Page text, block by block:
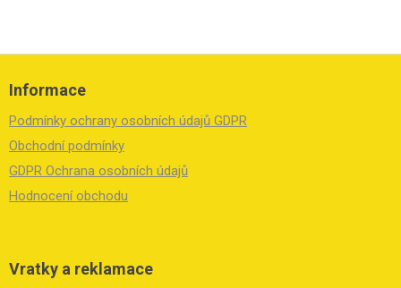
Informace
Podmínky ochrany osobních údajů GDPR
Obchodní podmínky
GDPR Ochrana osobních údajů
Hodnocení obchodu
Vratky a reklamace